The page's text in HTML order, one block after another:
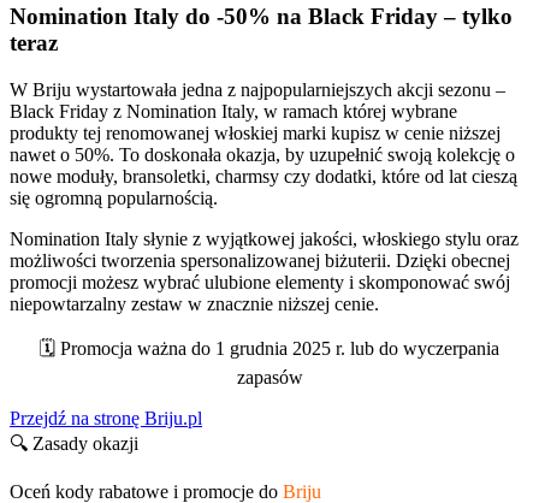
Nomination Italy do -50% na Black Friday – tylko
teraz
W Briju wystartowała jedna z najpopularniejszych akcji sezonu –
Black Friday z Nomination Italy, w ramach której wybrane
produkty tej renomowanej włoskiej marki kupisz w cenie niższej
nawet o 50%. To doskonała okazja, by uzupełnić swoją kolekcję o
nowe moduły, bransoletki, charmsy czy dodatki, które od lat cieszą
się ogromną popularnością.
Nomination Italy słynie z wyjątkowej jakości, włoskiego stylu oraz
możliwości tworzenia spersonalizowanej biżuterii. Dzięki obecnej
promocji możesz wybrać ulubione elementy i skomponować swój
niepowtarzalny zestaw w znacznie niższej cenie.
🗓️ Promocja ważna do 1 grudnia 2025 r. lub do wyczerpania
zapasów
Przejdź na stronę Briju.pl
🔍 Zasady okazji
Oceń kody rabatowe i promocje do Briju